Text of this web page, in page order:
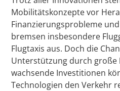
Mobilitätskonzepte vor
Finanzierungsprobleme
bremsen insbesondere
Flugtaxis aus. Doch die
Unterstützung durch große
wachsende Investitionen
Technologien den Verkehr